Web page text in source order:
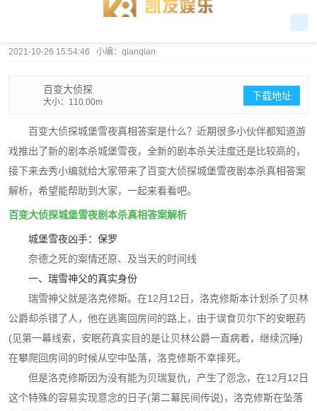
2021-10-26 15:54:46 小编：qianqian
百变大侦探
大小：110.00m
下载地址
百变大侦探城堡雪夜真相答案是什么？近期很多小伙伴都知道游
戏推出了新的剧本杀城堡雪夜，全新的剧本杀关注度还是比较高的，
接下来去秀小编就给大家带来了百变大侦探城堡雪夜剧本杀真相答案
解析，希望能帮助到大家，一起来看看吧。
百变大侦探城堡雪夜剧本杀真相答案解析
城堡雪夜凶手：保罗
奈德之死的案情还原、及当天的时间线
一、瑞雪神父的真实身份
瑞雪神父就是洛克修斯。在12月12日，洛克修斯本计划杀了贝林
公爵却杀错了人，他在逃离回房间的路上，由于误食贝尔下的安眠药
(见第一幕线索，安眠药真实目的是让贝林公爵一直病着，继续沉睡)
在攀爬回房间的时候从空中坠落，洛克修斯不幸摔死。
但是洛克修斯因为没有能为贝瑞复仇，产生了怨念，在12月12日
这个特殊的容易实现意念的日子(第二幕民间传说)，洛克修斯在坠落